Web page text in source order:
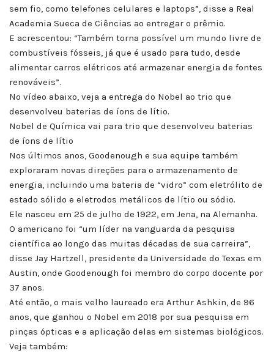
sem fio, como telefones celulares e laptops”, disse a Real
Academia Sueca de Ciências ao entregar o prêmio.
E acrescentou: “Também torna possível um mundo livre de
combustíveis fósseis, já que é usado para tudo, desde
alimentar carros elétricos até armazenar energia de fontes
renováveis”.
No vídeo abaixo, veja a entrega do Nobel ao trio que
desenvolveu baterias de íons de lítio.
Nobel de Química vai para trio que desenvolveu baterias
de íons de lítio
Nos últimos anos, Goodenough e sua equipe também
exploraram novas direções para o armazenamento de
energia, incluindo uma bateria de “vidro” com eletrólito de
estado sólido e eletrodos metálicos de lítio ou sódio.
Ele nasceu em 25 de julho de 1922, em Jena, na Alemanha.
O americano foi “um líder na vanguarda da pesquisa
científica ao longo das muitas décadas de sua carreira”,
disse Jay Hartzell, presidente da Universidade do Texas em
Austin, onde Goodenough foi membro do corpo docente por
37 anos.
Até então, o mais velho laureado era Arthur Ashkin, de 96
anos, que ganhou o Nobel em 2018 por sua pesquisa em
pinças ópticas e a aplicação delas em sistemas biológicos.
Veja também: